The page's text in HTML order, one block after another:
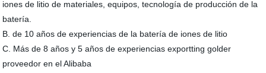
iones de litio de materiales, equipos, tecnología de producción de la
batería.
B. de 10 años de experiencias de la batería de iones de litio
C. Más de 8 años y 5 años de experiencias exportting golder
proveedor en el Alibaba